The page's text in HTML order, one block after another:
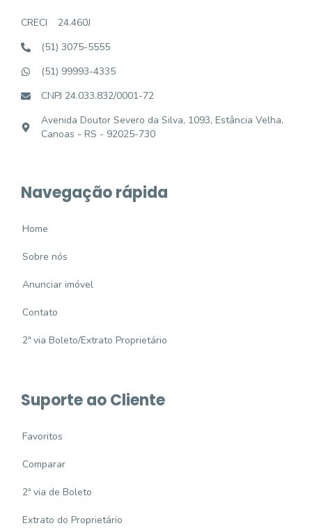
CRECI
24.460J
(51) 3075-5555
(51) 99993-4335
CNPJ 24.033.832/0001-72
Avenida Doutor Severo da Silva, 1093, Estância Velha,
Canoas - RS - 92025-730
Navegação rápida
Home
Sobre nós
Anunciar imóvel
Contato
2ª via Boleto/Extrato Proprietário
Suporte ao Cliente
Favoritos
Comparar
2ª via de Boleto
Extrato do Proprietário